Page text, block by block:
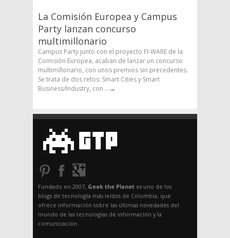
La Comisión Europea y Campus
Party lanzan concurso
multimillonario
Campus Party junto con el proyecto FI-WARE de la
Comisión Europea, acaban de lanzar un concurso
multimillonario, con unos premios sin precedentes.
Se trata de dos retos: Smart Cities y Smart
Business/Industry, con ...→
Fundado en 2007, Geek the Planet es uno de los
blogs de tecnología más leídos de Colombia, que
ofrece información sobre las últimas novedades del
mundo de las tecnologías de información y la
comunicación.